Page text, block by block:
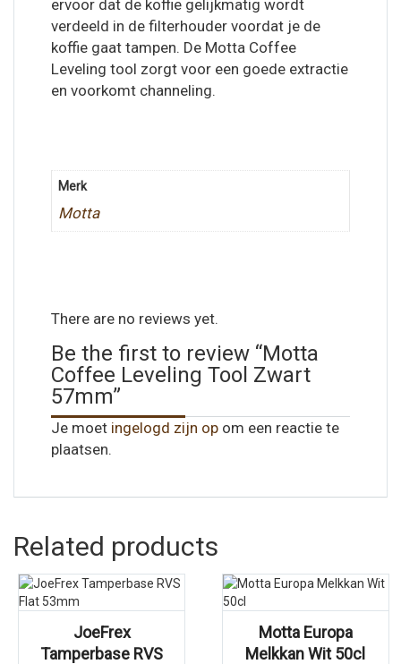
ervoor dat de koffie gelijkmatig wordt
verdeeld in de filterhouder voordat je de
koffie gaat tampen. De Motta Coffee
Leveling tool zorgt voor een goede extractie
en voorkomt channeling.
Merk
Motta
There are no reviews yet.
Be the first to review “Motta
Coffee Leveling Tool Zwart
57mm”
Je moet ingelogd zijn op om een reactie te
plaatsen.
Related products
JoeFrex
Tamperbase RVS
Motta Europa
Melkkan Wit 50cl